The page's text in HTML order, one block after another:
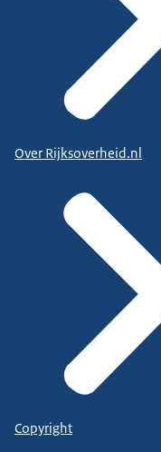
Over Rijksoverheid.nl
Copyright